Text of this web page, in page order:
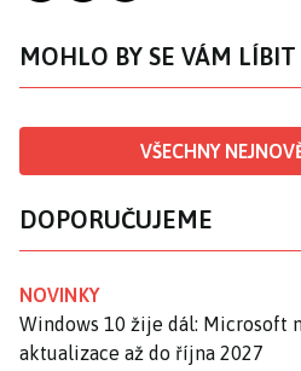
MOHLO BY SE VÁM LÍBIT
VŠECHNY
DOPORUČUJEME
NOVINKY
Windows 10 žije dál: Microsoft
aktualizace až do října 2027